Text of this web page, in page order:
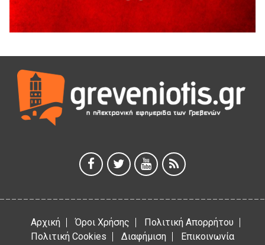
Θερινό Σινεμά στο πλαίσιο του «Πολιτιστικού
Καλοκαιριού 2026» με την βραβευμένη ταινία «Μικρές
Ανάσες».
Γρεβενά: Συνελήφθη 18χρονος αλλοδαπός, για κλοπή
εξοπλισμού γυμναστηρίου
5 Αυγούστου 2026
ΑΗ ΛΑΟΣ | 5 Αυγούστου | Υπαίθριο Θέατρο “Καστράκι”,
Γρεβενά
5 Αυγούστου 2026
5 Αυγούστου 2026
Αρχική Όροι Χρήσης
Πολιτική Απορρήτου
Πολιτική Cookies
Διαφήμιση Επικοινωνία